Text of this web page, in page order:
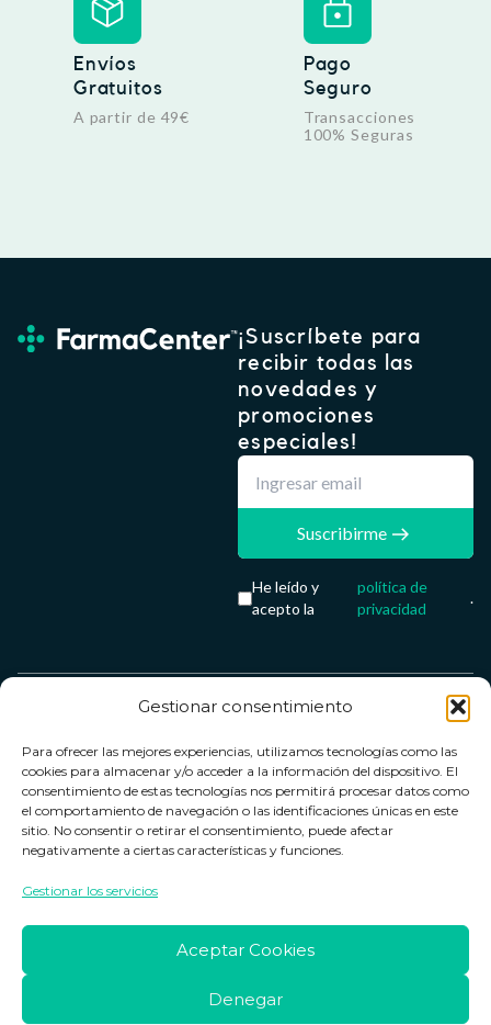
Gestionar consentimiento
Para ofrecer las mejores experiencias, utilizamos tecnologías como las
cookies para almacenar y/o acceder a la información del dispositivo. El
consentimiento de estas tecnologías nos permitirá procesar datos como
el comportamiento de navegación o las identificaciones únicas en este
sitio. No consentir o retirar el consentimiento, puede afectar
negativamente a ciertas características y funciones.
Gestionar los servicios
Aceptar Cookies
Denegar
Envíos
Gratuitos
A partir de 49€
Pago
Seguro
Transacciones
100% Seguras
¡Suscríbete para
recibir todas las
novedades y
promociones
especiales!
Suscribirme
He leído y
acepto la
política de
privacidad
.
Contacto
Contacto
Política de
devoluciones
Horario de
Lun. a Vie.:
18:00h
Términos y
condiciones
Política de
privacidad
cookies
Farmacenter
digital, S.L
B24836249
info@farmacenter.es
de pago